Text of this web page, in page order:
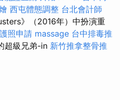
西屯體態調整 台北會計師
》（2016年）中扮演重
護照申請 massage 台中排毒推
超級兄弟-in 新竹推拿整骨推